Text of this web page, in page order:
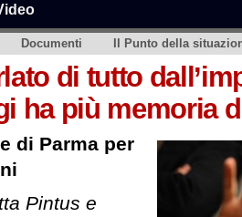
Documenti Il Punto della
di tutto
ha più memoria
di Parma per
Pintus e